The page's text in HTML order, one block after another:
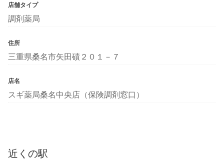
店舗タイプ
調剤薬局
住所
三重県桑名市矢田磧２０１－７
店名
スギ薬局桑名中央店（保険調剤窓口）
近くの駅